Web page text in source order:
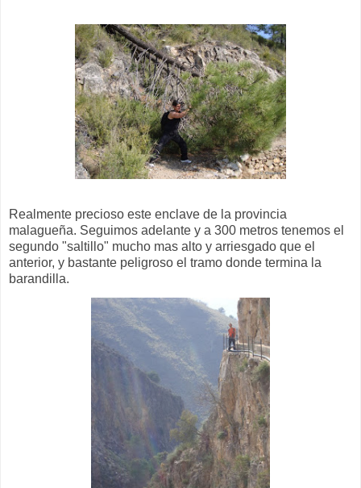
Realmente precioso este enclave de la provincia
malagueña. Seguimos adelante y a 300 metros tenemos el
segundo "saltillo" mucho mas alto y arriesgado que el
anterior, y bastante peligroso el tramo donde termina la
barandilla.